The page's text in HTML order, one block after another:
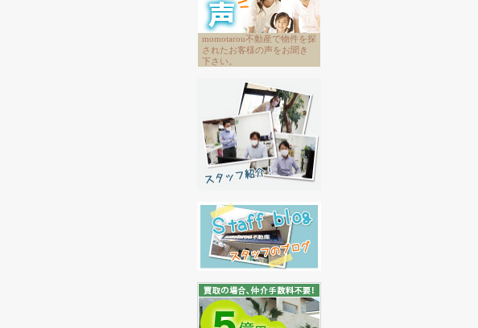
momotarou不動産で物件を探
されたお客様の声をお聞き
下さい。